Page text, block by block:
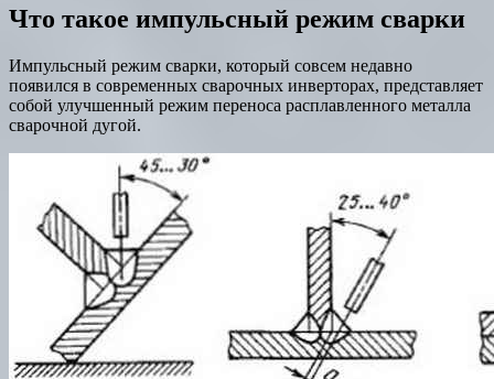
Что такое импульсный режим сварки
Импульсный режим сварки, который совсем недавно
появился в современных сварочных инверторах, представляет
собой улучшенный режим переноса расплавленного металла
сварочной дугой.